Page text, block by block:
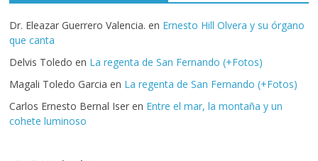
Dr. Eleazar Guerrero Valencia. en Ernesto Hill Olvera y su órgano
que canta
Delvis Toledo en La regenta de San Fernando (+Fotos)
Magali Toledo Garcia en La regenta de San Fernando (+Fotos)
Carlos Ernesto Bernal Iser en Entre el mar, la montaña y un
cohete luminoso